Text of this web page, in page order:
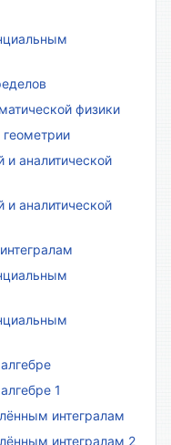
физики
и аналитической
и аналитической
1
интегралам
интегралам 2